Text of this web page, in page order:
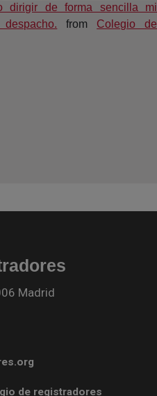
dirigir de forma sencilla mi
from Colegio de
Madrid
de registradores